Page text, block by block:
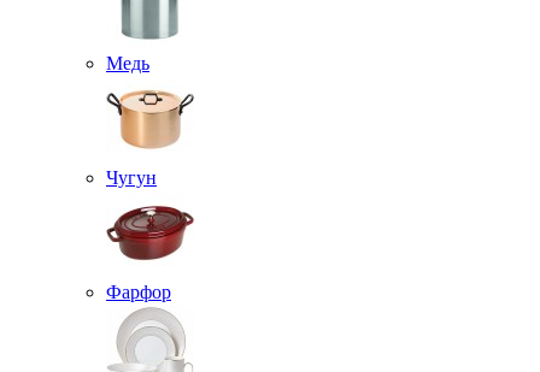
Медь
Чугун
Фарфор